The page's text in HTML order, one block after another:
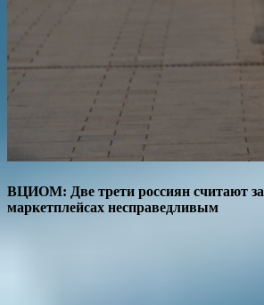
ВЦИОМ: Две трети россиян считают
маркетплейсах несправедливым